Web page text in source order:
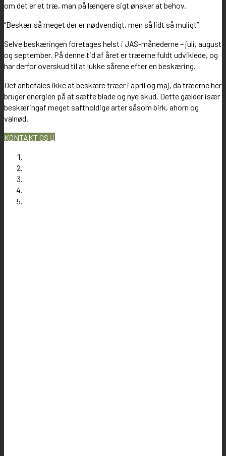
om det er et træ, man på længere sigt ønsker at behov.
“Beskær så meget der er nødvendigt, men så lidt så muligt”
Selve beskæringen foretages helst i JAS-månederne – juli, august
og september. På denne tid af året er træerne fuldt udviklede, og
har derfor overskud til at lukke sårene efter en beskæring.
Det anbefales ikke at beskære træer i april og maj, da træerne her
bruger energien på at sætte blade og nye skud. Dette gælder især
beskæringaf meget saftholdige arter såsom birk, ahorn og
valnød.
KONTAKT OS